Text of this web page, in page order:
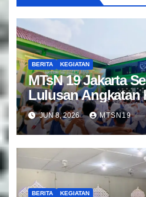
BERITA KEGIATAN
MTsN 19 Jakarta
Lulusan Angkatan
Doa dan Harapan
JUN 8, 2026 MTSN19
BERITA KEGIATAN